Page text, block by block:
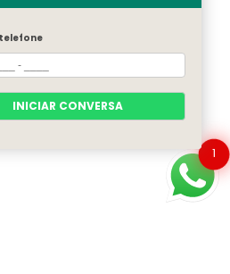
Dentro
1
INICIAR CONVERSA